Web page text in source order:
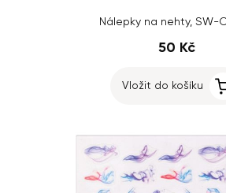
Nálepky na nehty, SW-
50 Kč
Vložit do košíku